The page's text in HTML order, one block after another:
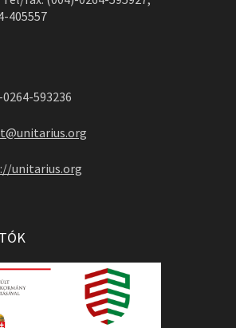
405557
593236
unitarius.org